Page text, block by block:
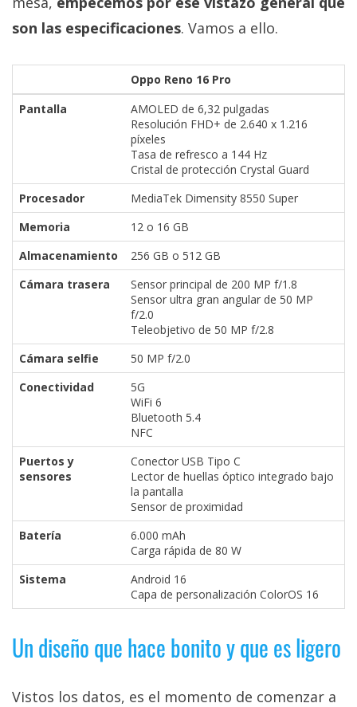
son las especificaciones. Vamos a ello.
Oppo Reno 16 Pro
Pantalla
AMOLED de 6,32 pulgadas
Resolución FHD+ de 2.640 x 1.216
píxeles
Tasa de refresco a 144 Hz
Cristal de protección Crystal Guard
Procesador
MediaTek Dimensity 8550 Super
Memoria
12 o 16 GB
Almacenamiento
256 GB o 512 GB
Cámara trasera
Sensor principal de 200 MP f/1.8
Sensor ultra gran angular de 50 MP
f/2.0
Teleobjetivo de 50 MP f/2.8
Cámara selfie
50 MP f/2.0
Conectividad
5G
WiFi 6
Bluetooth 5.4
NFC
Puertos y
sensores
Conector USB Tipo C
Lector de huellas óptico integrado bajo
la pantalla
Sensor de proximidad
Batería
6.000 mAh
Carga rápida de 80 W
Sistema
Android 16
Capa de personalización ColorOS 16
Un diseño que hace bonito y que es ligero
Vistos los datos, es el momento de comenzar a